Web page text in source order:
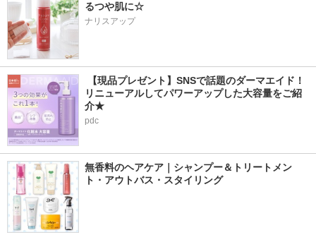
るつや肌に☆
ナリスアップ
【現品プレゼント】SNSで話題のダーマエイド！
リニューアルしてパワーアップした大容量をご紹
介★
pdc
無香料のヘアケア｜シャンプー＆トリートメン
ト・アウトバス・スタイリング